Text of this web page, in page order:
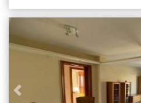
Previous